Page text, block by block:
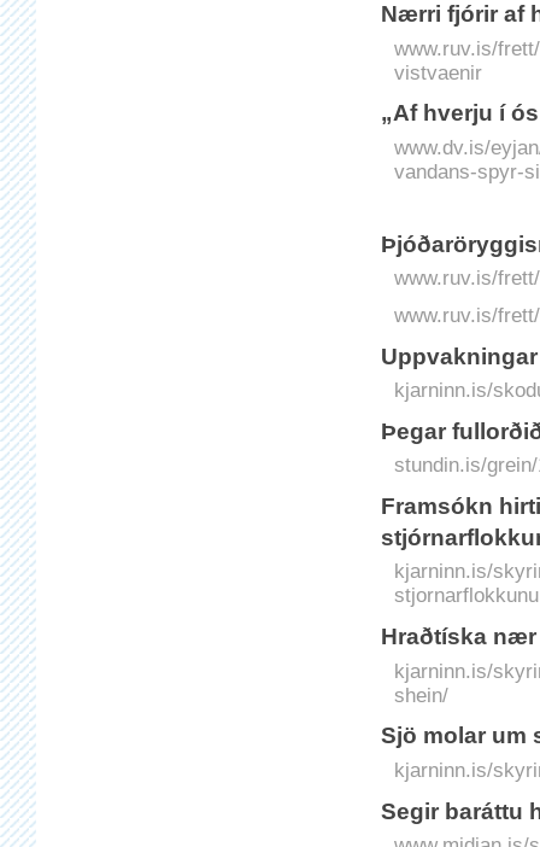
Nærri fjórir af
www.ruv.is/
vistvaenir
„Af hverju í
www.dv.is/
vandans-spyr-
www.ruv.is/
www.ruv.is/
Uppvakningar
kjarninn.is/
Þegar
stundin.is/
Framsókn
kjarninn.is/
Hraðtíska
kjarninn.is/
shein/
Sjö molar um
kjarninn.is/
Segir baráttu